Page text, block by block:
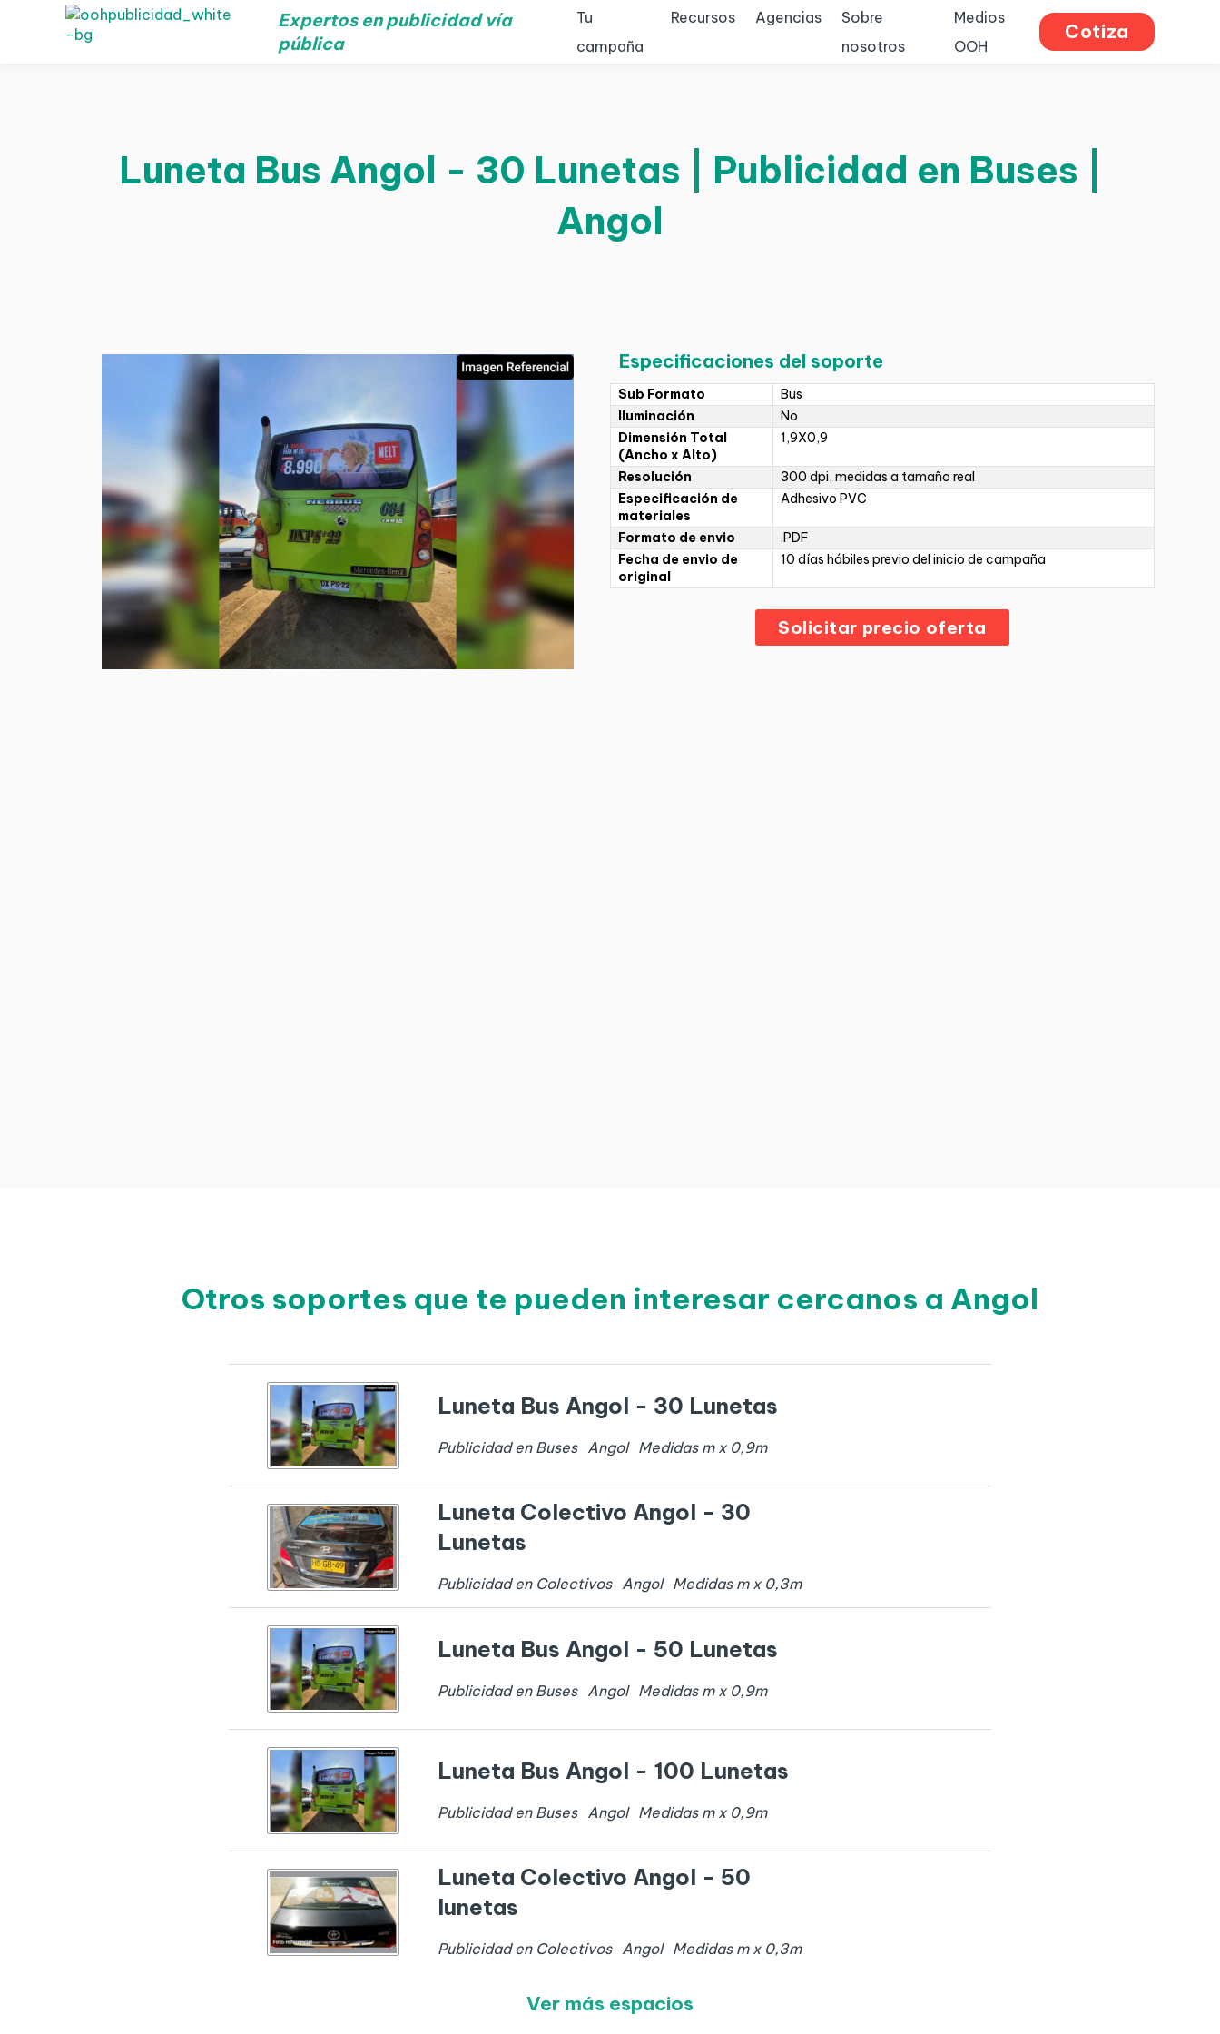
Expertos en publicidad vía
pública
Tu
campaña
Recursos Agencias
Sobre
nosotros
Medios
OOH
Cotiza
Luneta Bus Angol - 30 Lunetas | Publicidad en Buses |
Angol
Especificaciones del soporte
Sub Formato
Bus
Iluminación
No
Dimensión Total
(Ancho x Alto)
1,9X0,9
Resolución
300 dpi, medidas a tamaño real
Especificación de
materiales
Adhesivo PVC
Formato de envio
.PDF
Fecha de envio de
original
10 días hábiles previo del inicio de campaña
Solicitar precio oferta
Otros soportes que te pueden interesar cercanos a Angol
Luneta Bus Angol - 30 Lunetas
Publicidad en Buses Angol Medidas m x 0,9m
Luneta Colectivo Angol - 30
Lunetas
Publicidad en Colectivos Angol Medidas m x 0,3m
Luneta Bus Angol - 50 Lunetas
Publicidad en Buses Angol Medidas m x 0,9m
Luneta Bus Angol - 100 Lunetas
Publicidad en Buses Angol Medidas m x 0,9m
Luneta Colectivo Angol - 50
lunetas
Publicidad en Colectivos Angol Medidas m x 0,3m
Ver más espacios